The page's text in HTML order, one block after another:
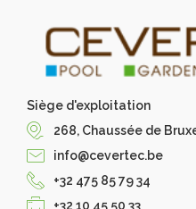
Siège d'exploitation
268, Chaussée de
info@cevertec.be
+32 475 85 79 34
+32 10 45 50 33